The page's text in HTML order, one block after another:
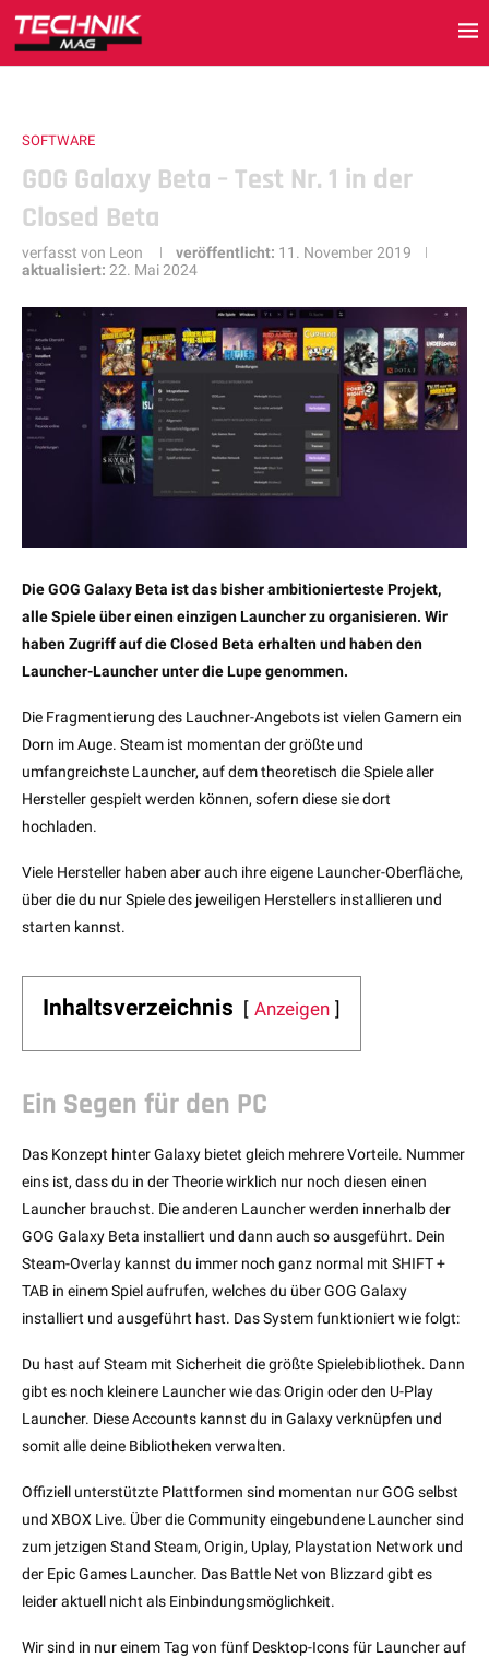
SOFTWARE
GOG Galaxy Beta – Test Nr. 1 in der
Closed Beta
verfasst von Leon veröffentlicht: 11. November 2019
aktualisiert: 22. Mai 2024
Die GOG Galaxy Beta ist das bisher ambitionierteste Projekt,
alle Spiele über einen einzigen Launcher zu organisieren. Wir
haben Zugriff auf die Closed Beta erhalten und haben den
Launcher-Launcher unter die Lupe genommen.
Die Fragmentierung des Lauchner-Angebots ist vielen Gamern ein
Dorn im Auge. Steam ist momentan der größte und
umfangreichste Launcher, auf dem theoretisch die Spiele aller
Hersteller gespielt werden können, sofern diese sie dort
hochladen.
Viele Hersteller haben aber auch ihre eigene Launcher-Oberfläche,
über die du nur Spiele des jeweiligen Herstellers installieren und
starten kannst.
Inhaltsverzeichnis Anzeigen
Ein Segen für den PC
Das Konzept hinter Galaxy bietet gleich mehrere Vorteile. Nummer
eins ist, dass du in der Theorie wirklich nur noch diesen einen
Launcher brauchst. Die anderen Launcher werden innerhalb der
GOG Galaxy Beta installiert und dann auch so ausgeführt. Dein
Steam-Overlay kannst du immer noch ganz normal mit SHIFT +
TAB in einem Spiel aufrufen, welches du über GOG Galaxy
installiert und ausgeführt hast. Das System funktioniert wie folgt:
Du hast auf Steam mit Sicherheit die größte Spielebibliothek. Dann
gibt es noch kleinere Launcher wie das Origin oder den U-Play
Launcher. Diese Accounts kannst du in Galaxy verknüpfen und
somit alle deine Bibliotheken verwalten.
Offiziell unterstützte Plattformen sind momentan nur GOG selbst
und XBOX Live. Über die Community eingebundene Launcher sind
zum jetzigen Stand Steam, Origin, Uplay, Playstation Network und
der Epic Games Launcher. Das Battle Net von Blizzard gibt es
leider aktuell nicht als Einbindungsmöglichkeit.
Wir sind in nur einem Tag von fünf Desktop-Icons für Launcher auf